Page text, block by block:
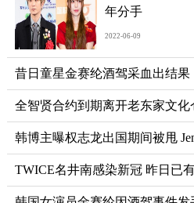
年分手
2022-06-09
昔日童星金赛纶酒驾采血出结